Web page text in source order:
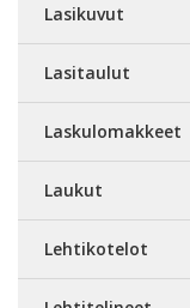
Lasikuvut
Lasitaulut
Laskulomakkeet
Laukut
Lehtikotelot